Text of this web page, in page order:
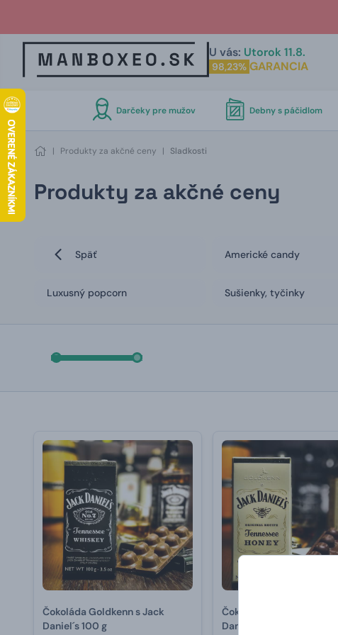
U vás: Utorok 11.8.
98,23% GARANCIA
Darčeky pre mužov Debny s páčidlom
| Produkty za akčné ceny | Sladkosti
Produkty za akčné ceny
Späť Americké candy
Luxusný popcorn Sušienky, tyčinky
Čokoláda Goldkenn s Jack
Daniel´s 100 g
Čokoláda Goldkenn s Jack